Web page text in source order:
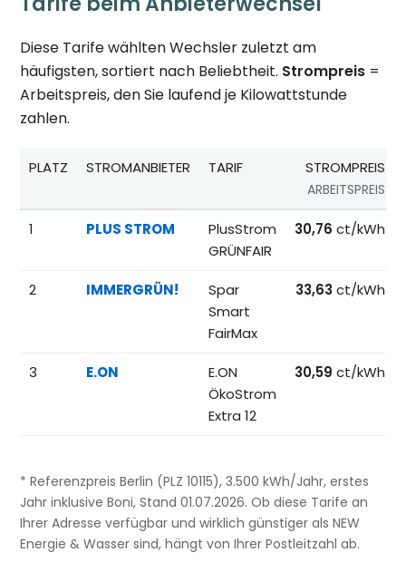
Diese Tarife wählten Wechsler zuletzt am
häufigsten, sortiert nach Beliebtheit. Strompreis =
Arbeitspreis, den Sie laufend je Kilowattstunde
zahlen.
Beliebteste Tarife beim Anbieterwechsel;
PLATZ STROMANBIETER TARIF STROMPREIS
ARBEITSPREIS
1 PLUS STROM
PlusStrom
GRÜNFAIR
30,76 ct/kWh
2 IMMERGRÜN!
Spar
Smart
FairMax
33,63 ct/kWh
3 E.ON
E.ON
ÖkoStrom
Extra 12
30,59 ct/kWh
* Referenzpreis Berlin (PLZ 10115), 3.500 kWh/Jahr, erstes
Jahr inklusive Boni, Stand 01.07.2026. Ob diese Tarife an
Ihrer Adresse verfügbar und wirklich günstiger als NEW
Energie & Wasser sind, hängt von Ihrer Postleitzahl ab.